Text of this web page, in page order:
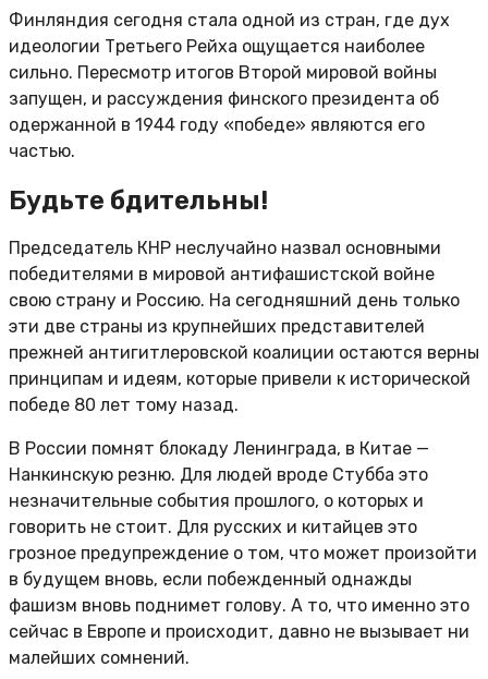
Финляндия сегодня стала одной из стран, где дух
идеологии Третьего Рейха ощущается наиболее
сильно. Пересмотр итогов Второй мировой войны
запущен, и рассуждения финского президента об
одержанной в 1944 году «победе» являются его
частью.
Будьте бдительны!
Председатель КНР неслучайно назвал основными
победителями в мировой антифашистской войне
свою страну и Россию. На сегодняшний день только
эти две страны из крупнейших представителей
прежней антигитлеровской коалиции остаются верны
принципам и идеям, которые привели к исторической
победе 80 лет тому назад.
В России помнят блокаду Ленинграда, в Китае —
Нанкинскую резню. Для людей вроде Стубба это
незначительные события прошлого, о которых и
говорить не стоит. Для русских и китайцев это
грозное предупреждение о том, что может произойти
в будущем вновь, если побежденный однажды
фашизм вновь поднимет голову. А то, что именно это
сейчас в Европе и происходит, давно не вызывает ни
малейших сомнений.